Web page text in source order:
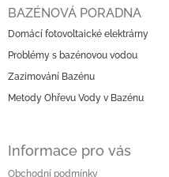
BAZÉNOVÁ PORADNA
Domácí fotovoltaické elektrárny
Problémy s bazénovou vodou
Zazimování Bazénu
Metody Ohřevu Vody v Bazénu
Informace pro vás
Obchodní podmínky